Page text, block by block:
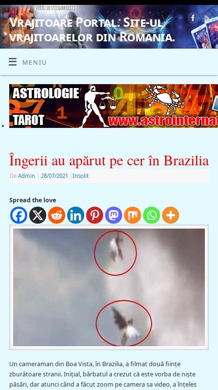
Vrajitoare Portal. Site-ul
vrajitoarelor din Romania.
VRAJITOARE, VRAJITOARELE, VRAJITOARE
MENIU
Îngerii au apărut pe cer în Brazilia
De Admin 28/07/2021 Insolit
Spread the love
Un cameraman din Boa Vista, în Brazilia, a filmat două fiinţe
zburătoare stranii. Iniţial, bărbatul a crezut că este vorba de nişte
păsări, dar atunci când a făcut zoom pe camera sa video, a înţeles